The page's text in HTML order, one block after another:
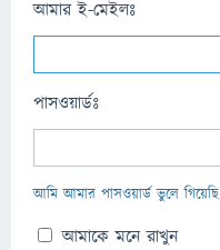
আমার ই-মেইলঃ
পাসওয়ার্ডঃ
আমি আমার পাসওয়ার্ড ভুলে গিয়েছি
আমাকে মনে রাখুন